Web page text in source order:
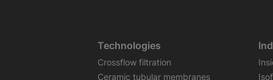
Technologies
Crossflow filtration
Ceramic tubular membranes